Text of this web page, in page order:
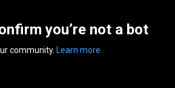
you’re not a bot
community. Learn more